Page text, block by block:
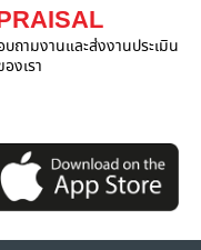
ามงานและส่งงานประเมิน
งเรา